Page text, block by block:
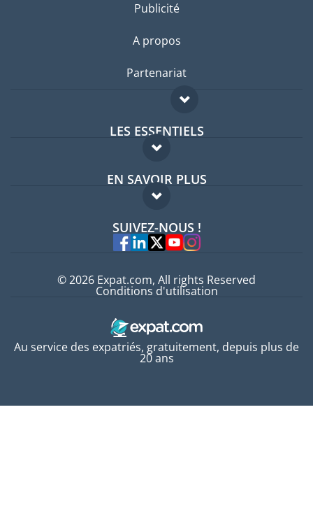
Publicité
A propos
Partenariat
LES ESSENTIELS
Forum expatriés
Guides pays
EN SAVOIR PLUS
FAQ
Experts
SUIVEZ-NOUS !
Au service des expatriés, gratuitement, depuis plus de
20 ans
© 2026 Expat.com, All rights Reserved
Conditions d'utilisation